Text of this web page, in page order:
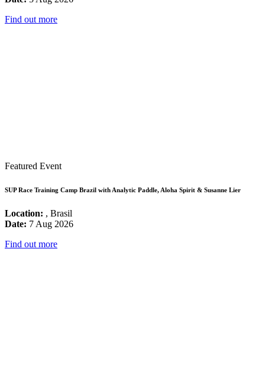
Find out more
Featured Event
SUP Race Training Camp Brazil with Analytic Paddle, Aloha Spirit & Susanne Lier
Location: , Brasil
Date: 7 Aug 2026
Find out more